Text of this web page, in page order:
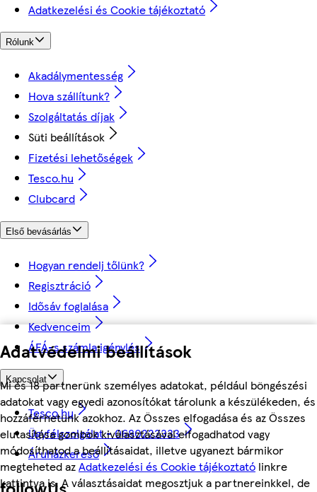
Adatvédelmi beállítások
Mi és 18 partnerünk személyes adatokat, például böngészési
adatokat vagy egyedi azonosítókat tárolunk a készülékeden, és
hozzáférhetünk azokhoz. Az Összes elfogadása és az Összes
elutasítása gombok kiválasztásával elfogadhatod vagy
módosíthatod a beállításaidat, illetve ugyanezt bármikor
megteheted azAdatkezelési és Cookie tájékoztató linkre
kattintva is. A választásaidat megosztjuk a partnereinkkel, de
Adatkezelési és Cookie tájékoztató
Rólunk
Akadálymentesség
Hova szállítunk?
Szolgáltatás díjak
Süti beállítások
Fizetési lehetőségek
Tesco.hu
Clubcard
Első bevásárlás
Hogyan rendelj tőlünk?
Regisztráció
Idősáv foglalása
Kedvenceim
ÁFÁ-s számla igénylés
Kapcsolat
Tesco.hu
Ügyfélszolgálat - 0680222333
Áruházkereső